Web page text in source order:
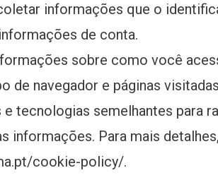
informações que o
de conta.
sobre como você
de navegador e páginas
tecnologias semelhantes para
informações. Para mais
cookie-policy/.